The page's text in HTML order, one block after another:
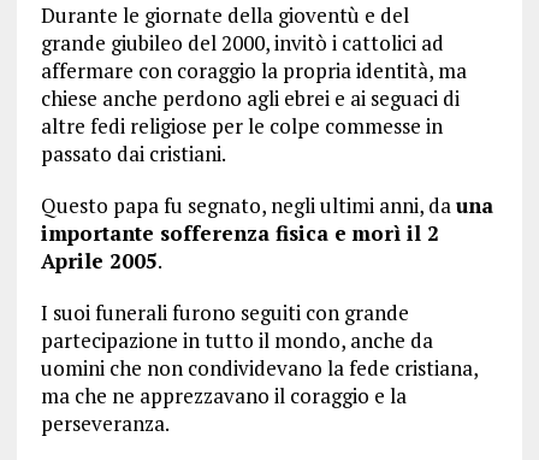
Durante le giornate della gioventù e del
grande giubileo del 2000, invitò i cattolici ad
affermare con coraggio la propria identità, ma
chiese anche perdono agli ebrei e ai seguaci di
altre fedi religiose per le colpe commesse in
passato dai cristiani.
Questo papa fu segnato, negli ultimi anni, dauna
importante sofferenza fisica e morì il 2
Aprile 2005.
I suoi funerali furono seguiti con grande
partecipazione in tutto il mondo, anche da
uomini che non condividevano la fede cristiana,
ma che ne apprezzavano il coraggio e la
perseveranza.